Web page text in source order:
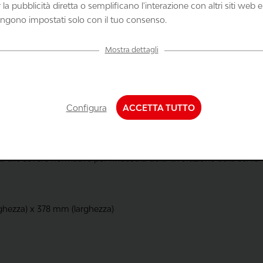
chimici
degli utensili dall'inserto in schiuma
e pulizia
severe normative per l'industria della lavorazione della
x 378 mm (larghezza)
la pubblicità diretta o semplificano l'interazione con altri siti web
impostati solo con il tuo consenso.
Mostra dettagli
Configura ACCETTA TUTTO